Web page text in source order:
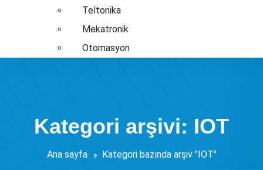
Teltonika
Mekatronik
Otomasyon
Kategori arşivi: IOT
Ana sayfa Kategori bazında arşiv "IOT"